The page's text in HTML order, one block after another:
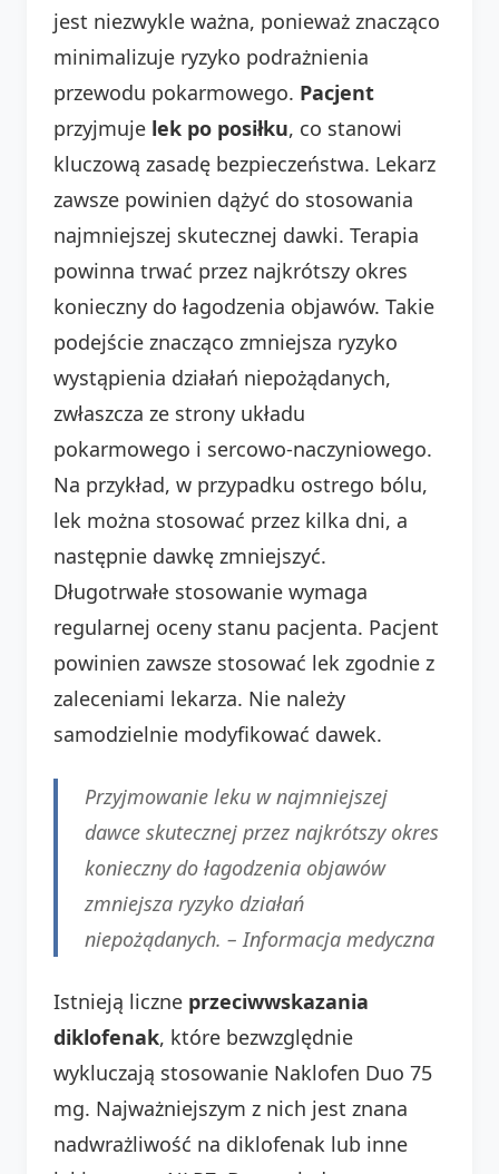
jest niezwykle ważna, ponieważ znacząco
minimalizuje ryzyko podrażnienia
przewodu pokarmowego. Pacjent
przyjmuje lek po posiłku, co stanowi
kluczową zasadę bezpieczeństwa. Lekarz
zawsze powinien dążyć do stosowania
najmniejszej skutecznej dawki. Terapia
powinna trwać przez najkrótszy okres
konieczny do łagodzenia objawów. Takie
podejście znacząco zmniejsza ryzyko
wystąpienia działań niepożądanych,
zwłaszcza ze strony układu
pokarmowego i sercowo-naczyniowego.
Na przykład, w przypadku ostrego bólu,
lek można stosować przez kilka dni, a
następnie dawkę zmniejszyć.
Długotrwałe stosowanie wymaga
regularnej oceny stanu pacjenta. Pacjent
powinien zawsze stosować lek zgodnie z
zaleceniami lekarza. Nie należy
samodzielnie modyfikować dawek.
Przyjmowanie leku w najmniejszej
dawce skutecznej przez najkrótszy okres
konieczny do łagodzenia objawów
zmniejsza ryzyko działań
niepożądanych. – Informacja medyczna
Istnieją liczne przeciwwskazania
diklofenak, które bezwzględnie
wykluczają stosowanie Naklofen Duo 75
mg. Najważniejszym z nich jest znana
nadwrażliwość na diklofenak lub inne